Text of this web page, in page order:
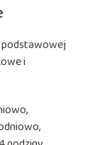
podstawowej
i